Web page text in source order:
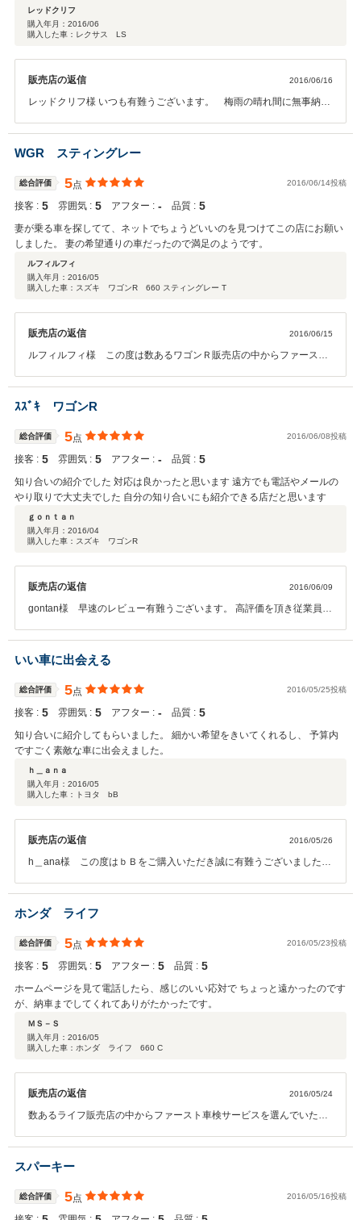
レッドクリフ
購入年月： 2016/06
購入した車：レクサス LS
販売店の返信 2016/06/16
レッドクリフ様 いつも有難うございます。 梅雨の晴れ間に無事納車
ます。
WGR スティングレー
総合評価 5点 2016/06/14投稿
接客 : 5 雰囲気 : 5 アフター : ‐ 品質 : 5
妻が乗る車を探してて、ネットでちょうどいいのを見つけてこの店にお願い
しました。 妻の希望通りの車だったので満足のようです。
ルフィルフィ
購入年月： 2016/05
購入した車：スズキ ワゴンR 660 スティングレー T
販売店の返信 2016/06/15
ルフィルフィ様 この度は数あるワゴンＲ販売店の中からファースト
りやすいですし買い物の荷物も積み込みやすいお車なので 気に入って
頂けて、従業員一同心より喜んでおります。 今後とも末永くお車のケ
さい。
ｽｽﾞｷ ワゴンR
総合評価 5点 2016/06/08投稿
接客 : 5 雰囲気 : 5 アフター : ‐ 品質 : 5
知り合いの紹介でした 対応は良かったと思います 遠方でも電話やメールの
やり取りで大丈夫でした 自分の知り合いにも紹介できる店だと思います
ｇｏｎｔａｎ
購入年月： 2016/04
購入した車：スズキ ワゴンR
販売店の返信 2016/06/09
gontan様 早速のレビュー有難うございます。 高評価を頂き従業員一
いい車に出会える
総合評価 5点 2016/05/25投稿
接客 : 5 雰囲気 : 5 アフター : ‐ 品質 : 5
知り合いに紹介してもらいました。 細かい希望をきいてくれるし、 予算内
ですごく素敵な車に出会えました。
ｈ＿ａｎａ
購入年月： 2016/05
購入した車：トヨタ bB
販売店の返信 2016/05/26
h＿ana様 この度はｂＢをご購入いただき誠に有難うございました。
んでいます。 アフターフォローもさせて頂きますので、またのご来店
をお待ちしております。
ホンダ ライフ
総合評価 5点 2016/05/23投稿
接客 : 5 雰囲気 : 5 アフター : 5 品質 : 5
ホームページを見て電話したら、感じのいい応対で ちょっと遠かったのです
が、納車までしてくれてありがたかったです。
ＭＳ－Ｓ
購入年月： 2016/05
購入した車：ホンダ ライフ 660 C
販売店の返信 2016/05/24
数あるライフ販売店の中からファースト車検サービスを選んでいただ
すお手伝いをさせて頂き社員一同大変喜んでおります。 どんな些細な
ことでも構いませんのでお車で気になる事がありましたら、 何でも相
スパーキー
総合評価 5点 2016/05/16投稿